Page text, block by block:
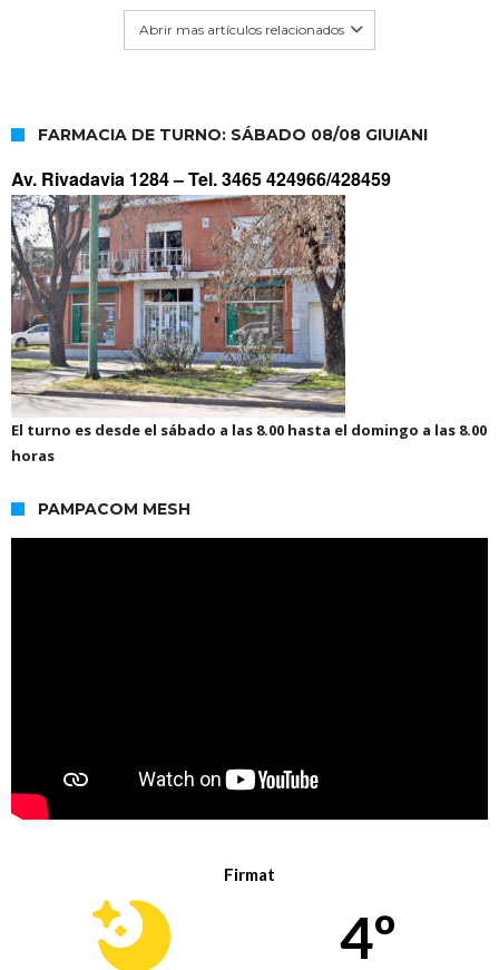
Abrir mas artículos relacionados
FARMACIA DE TURNO: SÁBADO 08/08 GIUIANI
Av. Rivadavia 1284 –Tel. 3465 424966/428459
El turno es desde el sábado a las 8.00 hasta el domingo a las 8.00
horas
PAMPACOM MESH
Firmat
4º